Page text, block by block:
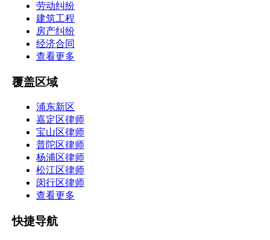
劳动纠纷
建筑工程
房产纠纷
经济合同
查看更多
覆盖区域
浦东新区
嘉定区律师
宝山区律师
普陀区律师
杨浦区律师
松江区律师
闵行区律师
查看更多
快捷导航